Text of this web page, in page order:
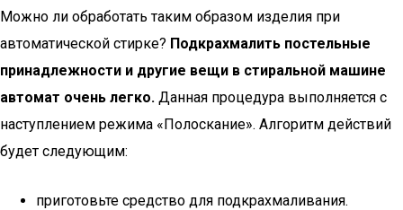
Можно ли обработать таким образом изделия при
автоматической стирке? Подкрахмалить постельные
принадлежности и другие вещи в стиральной машине
автомат очень легко. Данная процедура выполняется с
наступлением режима «Полоскание». Алгоритм действий
будет следующим:
приготовьте средство для подкрахмаливания.